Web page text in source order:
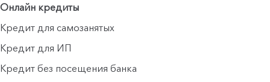
Онлайн кредиты
Кредит для самозанятых
Кредит для ИП
Кредит без посещения банка